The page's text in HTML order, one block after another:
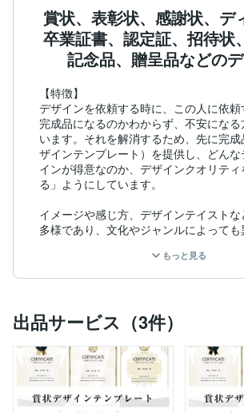
賞状、表彰状、感謝状、デ
卒業証書、認定証、招待状
記念品、贈呈品などの
【特徴】
デザインを依頼する時に、この人に依
完成品になるのかわからず、不安にな
います。それを解消するため、先に完
ザインテンプレート）を提供し、どん
インが得意なのか、デザインクオリティ
る」ようにしています。
イメージや感じ方、デザインテイスト
多様であり、文化やジャンルによって
生じますので、それを合わせるコミュニ
必要になります。それらを効率化・対
求めるイメージに合うデザインを見つけ
合、このデザインサービスの大きなメ
ます。
デザインテンプレートを先に制作する
質」、「デザインを選べる」、「短納
もっと見る
出品サービス（3件）